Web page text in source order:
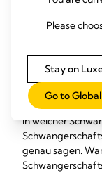
als gewohnt, bist
Ab
auf?
In welcher
genau sagen.
Please
Stay on
Go to Global